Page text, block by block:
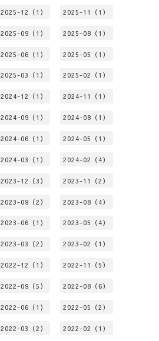
2025-12（1） 2025-11（1）
2025-09（1） 2025-08（1）
2025-06（1） 2025-05（1）
2025-03（1） 2025-02（1）
2024-12（1） 2024-11（1）
2024-09（1） 2024-08（1）
2024-06（1） 2024-05（1）
2024-03（1） 2024-02（4）
2023-12（3） 2023-11（2）
2023-09（2） 2023-08（4）
2023-06（1） 2023-05（4）
2023-03（2） 2023-02（1）
2022-12（1） 2022-11（5）
2022-09（5） 2022-08（6）
2022-06（1） 2022-05（2）
2022-03（2） 2022-02（1）